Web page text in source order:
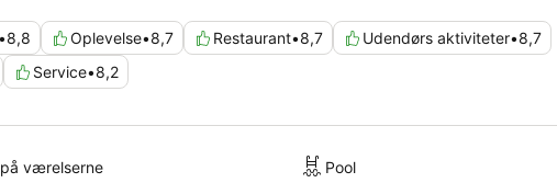
•8,8 Oplevelse•8,7 Restaurant•8,7 Udendørs aktiviteter•8,7
Service•8,2
værelserne Pool